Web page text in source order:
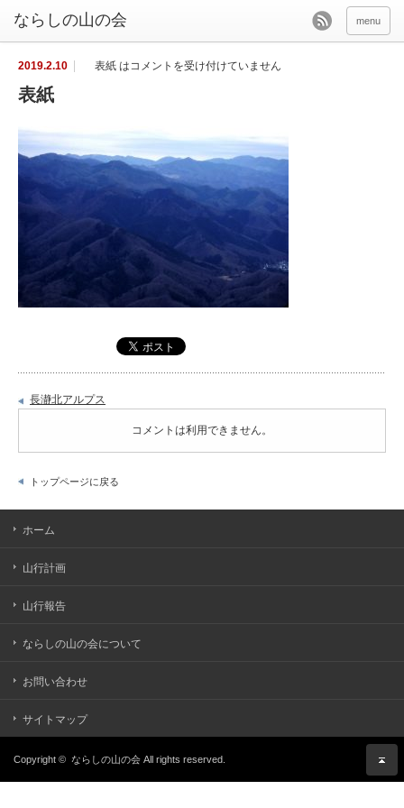
menu
2019.2.10 表紙 はコメントを受け付けていません
表紙
長瀞北アルプス
コメントは利用できません。
トップページに戻る
ホーム
山行計画
山行報告
ならしの山の会について
お問い合わせ
サイトマップ
Copyright © ならしの山の会 All rights reserved.